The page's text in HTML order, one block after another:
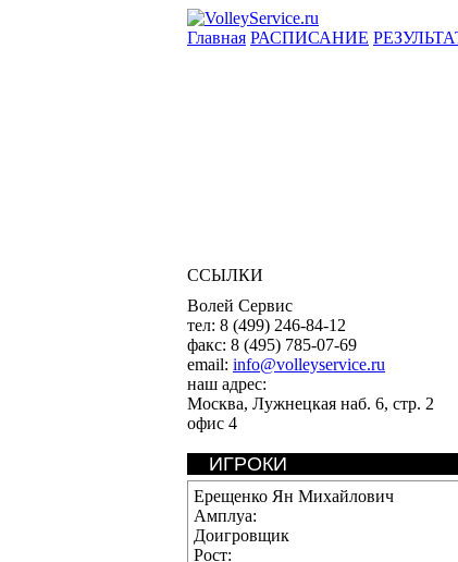
Главная РАСПИСАНИЕ
ССЫЛКИ
Волей Сервис
тел: 8 (499) 246-84-12
факс: 8 (495) 785-07-69
email: info@volleyservice.ru
наш адрес:
Москва, Лужнецкая наб. 6, стр. 2
офис 4
ИГРОКИ
Ерещенко Ян Михайлович
Амплуа:
Доигровщик
Рост: